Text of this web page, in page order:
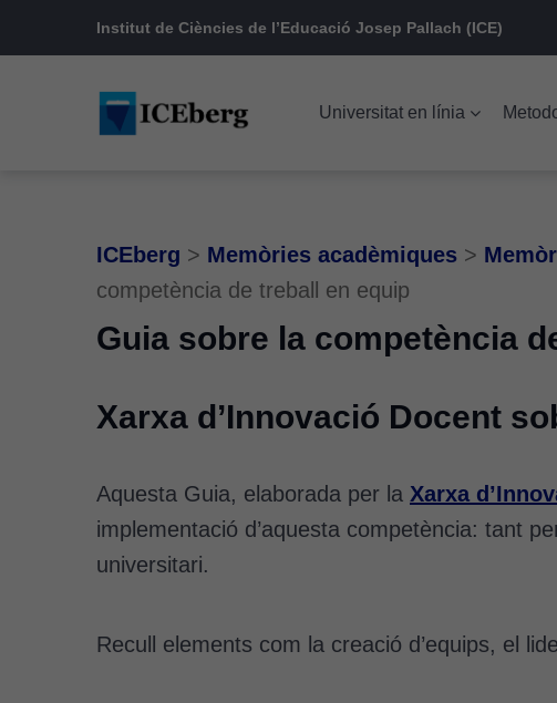
to
navigation
to
to
Institut de Ciències de l’Educació Josep Pallach (ICE)
Universitat en línia
ICEberg > Memòries acadèmiques >
competència de treball en equip
Guia sobre la competència
Xarxa d’Innovació Docent
Aquesta Guia, elaborada per la Xarxa
implementació d’aquesta competència: tant
universitari.
Recull elements com la creació d’equips, el